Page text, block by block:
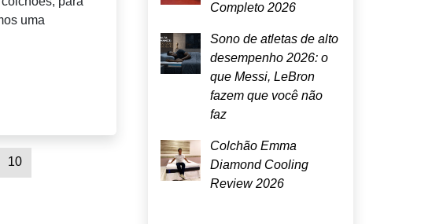
uma
10
Completo 2026
Sono de atletas de alto
desempenho 2026: o
que Messi, LeBron
fazem que você não
faz
Colchão Emma
Diamond Cooling
Review 2026